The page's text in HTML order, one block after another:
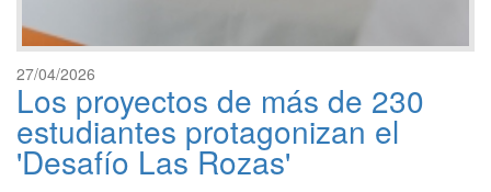
27/04/2026
Los proyectos de más de 230
estudiantes protagonizan el
'Desafío Las Rozas'